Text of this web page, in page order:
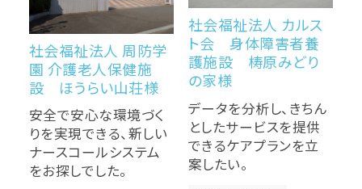
社会福祉法人 周防学
園 介護老人保健施
設 ほうらい山荘様
安全で安心な環境づく
りを実現できる、新しい
ナースコールシステム
をお探しでした。
社会福祉法人 カルス
ト会 身体障害者養
護施設 梼原みどり
の家様
データを分析し、きちん
としたサービスを提供
できるケアプランを立
案したい。